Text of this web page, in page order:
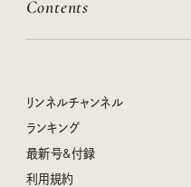
クラフトビール案内
母の日に贈りたい、お花モチー
女子旅おすすめスポット 暮ら
リンネル 暮らしの道具大賞
ナチュラルメイクレッスン
喜ばれる贈り物手帖
ぐれいさん
空想喫茶トラノコクさんのあの
圷みほさんのゆるっと週末キャ
Contents
リンネル暮らし部
リンネルチャンネル
おぱんつ君のわくわく楽しい一
毎日が心地よくなるリンネルタロ
リンネルチャンネル
ランキング
最新号&付録
利用規約